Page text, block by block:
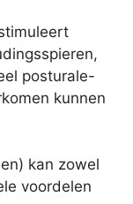
posturale-
kunnen
kan zowel
voordelen